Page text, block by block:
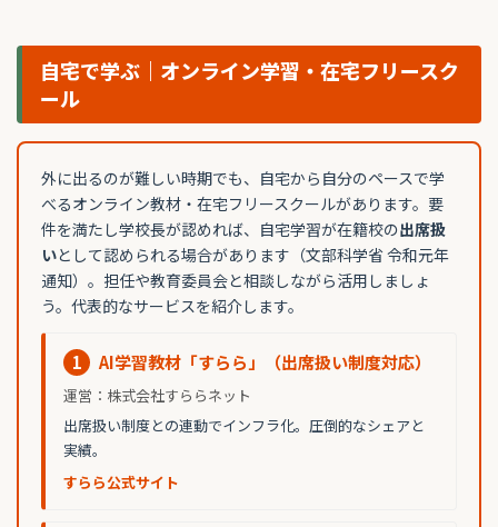
自宅で学ぶ｜オンライン学習・在宅フリースク
ール
外に出るのが難しい時期でも、自宅から自分のペースで学
べるオンライン教材・在宅フリースクールがあります。要
件を満たし学校長が認めれば、自宅学習が在籍校の出席扱
いとして認められる場合があります（文部科学省 令和元年
通知）。担任や教育委員会と相談しながら活用しましょ
う。代表的なサービスを紹介します。
1 AI学習教材「すらら」（出席扱い制度対応）
運営：株式会社すららネット
出席扱い制度との連動でインフラ化。圧倒的なシェアと
実績。
すらら公式サイト